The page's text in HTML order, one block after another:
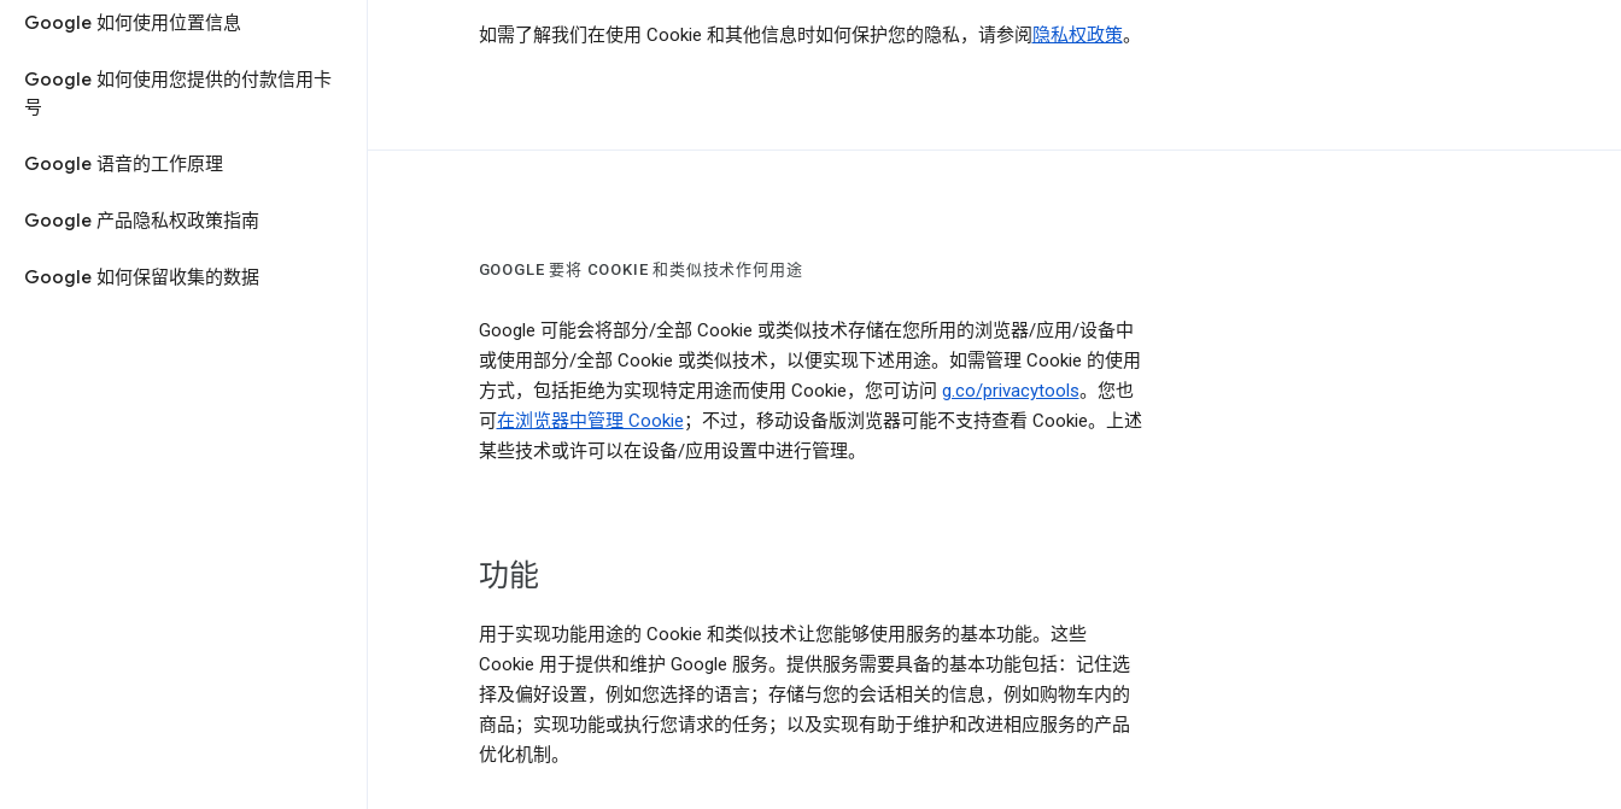
Google 如何使用位置信息
Google 如何使用您提供的付款信用卡
号
Google 语音的工作原理
Google 产品隐私权政策指南
Google 如何保留收集的数据
如需了解我们在使用 Cookie 和其他信息时如何保护您的隐私，请参阅 隐私权政策。
GOOGLE 要将 COOKIE 和类似技术作何用途
Google 可能会将部分/全部 Cookie 或类似技术存储在您所用的浏览器/应用/设备中
或使用部分/全部 Cookie 或类似技术，以便实现下述用途。如需管理 Cookie 的使用
方式，包括拒绝为实现特定用途而使用 Cookie，您可访问 g.co/privacytools。您也
可在浏览器中管理 Cookie；不过，移动设备版浏览器可能不支持查看 Cookie。上述
某些技术或许可以在设备/应用设置中进行管理。
功能
用于实现功能用途的 Cookie 和类似技术让您能够使用服务的基本功能。这些
Cookie 用于提供和维护 Google 服务。提供服务需要具备的基本功能包括：记住选
择及偏好设置，例如您选择的语言；存储与您的会话相关的信息，例如购物车内的
商品；实现功能或执行您请求的任务；以及实现有助于维护和改进相应服务的产品
优化机制。